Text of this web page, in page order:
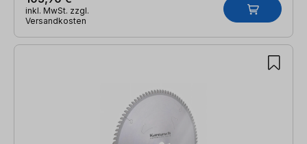
inkl. MwSt. zzgl.
Versandkosten